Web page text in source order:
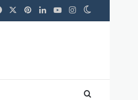
Facebook PinterestLinkedInYouTubeInstagram
Search for